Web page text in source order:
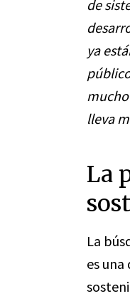
de
ya
lleva
La
La
es